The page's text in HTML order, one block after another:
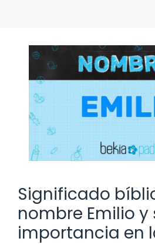
Significado
nombre Emilio y
importancia en